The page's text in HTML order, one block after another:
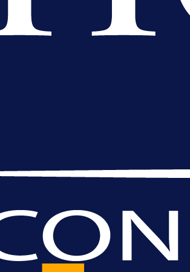
je selektor zadovoljan: Evo
rekao o transferu